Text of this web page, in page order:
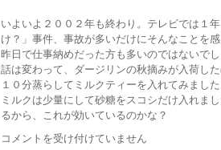
いよいよ２００２年も終わり。テレビでは１
け？」事件、事故が多いだけにそんなことを感
昨日で仕事納めだった方も多いのではないで
話は変わって、ダージリンの秋摘みが入荷し
１０分蒸らしてミルクティーを入れてみまし
ミルクは少量にして砂糖をスコシだけ入れま
るから、これが効いているのかな？
年
コメントを受け付けていません